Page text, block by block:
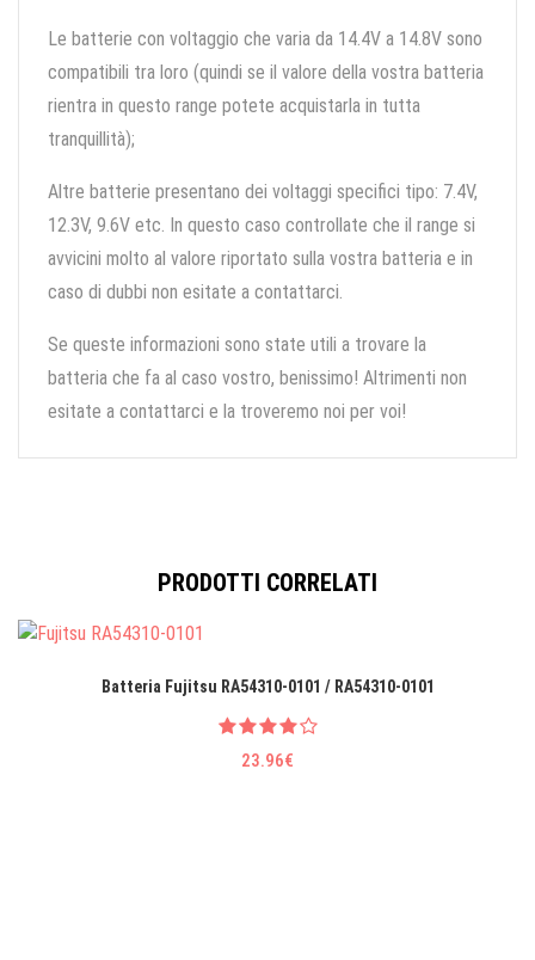
Le batterie con voltaggio che varia da 14.4V a 14.8V sono
compatibili tra loro (quindi se il valore della vostra batteria
rientra in questo range potete acquistarla in tutta
tranquillità);
Altre batterie presentano dei voltaggi specifici tipo: 7.4V,
12.3V, 9.6V etc. In questo caso controllate che il range si
avvicini molto al valore riportato sulla vostra batteria e in
caso di dubbi non esitate a contattarci.
Se queste informazioni sono state utili a trovare la
batteria che fa al caso vostro, benissimo! Altrimenti non
esitate a contattarci e la troveremo noi per voi!
PRODOTTI CORRELATI
Batteria Fujitsu RA54310-0101 / RA54310-0101
23.96€